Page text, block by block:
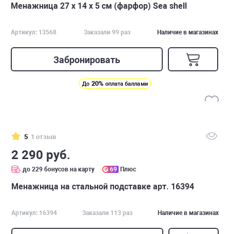
Менажница 27 х 14 х 5 см (фарфор) Sea shell
Артикул: 13568 Заказали 99 раз Наличие в магазинах
Забронировать
До 20% оплата баллами
5 1 отзыв
2 290 руб.
до 229 бонусов на карту 69 Плюс
Менажница на стальной подставке арт. 16394
Артикул: 16394 Заказали 113 раз Наличие в магазинах